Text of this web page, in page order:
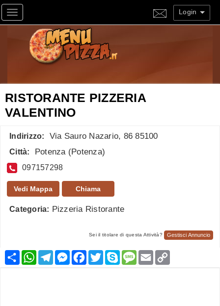
Toggle navigation Login
RISTORANTE PIZZERIA
VALENTINO
Indirizzo: Via Sauro Nazario, 86 85100
Città: Potenza (Potenza)
097157298
Vedi Mappa Chiama
Categoria: Pizzeria Ristorante
Sei il titolare di questa Attività? Gestisci Annuncio
CondividiWhatsApp
TelegramMessenger
Facebook
TwitterSkypeMessage
Email